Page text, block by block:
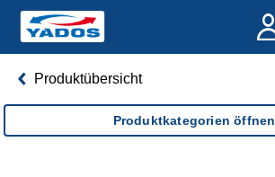
Produktübersicht
Produktkategorien öffnen